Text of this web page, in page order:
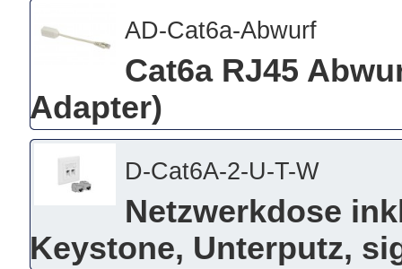
AD-Cat6a-Abwurf
Cat6a RJ45
Adapter)
D-Cat6A-2-U-T-W
Netzwerkdose
Keystone, Unterputz,